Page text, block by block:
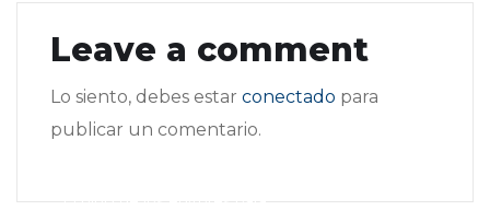
Leave a comment
Lo siento, debes estar conectado para
publicar un comentario.
El blog de los editores para